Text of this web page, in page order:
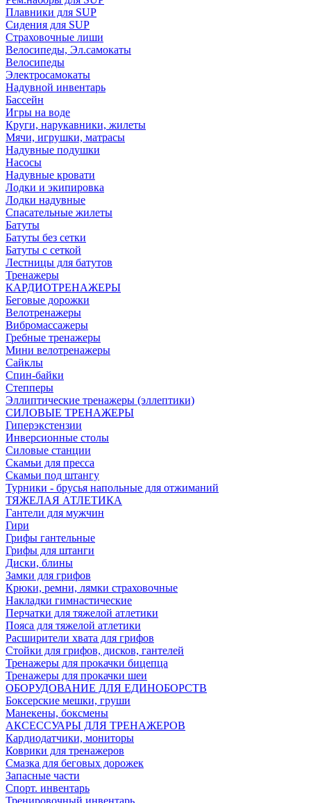
Плавники для SUP
Сидения для SUP
Страховочные лиши
Велосипеды, Эл.самокаты
Велосипеды
Электросамокаты
Надувной инвентарь
Бассейн
Игры на воде
Круги, нарукавники, жилеты
Мячи, игрушки, матрасы
Надувные подушки
Насосы
Надувные кровати
Лодки и экипировка
Лодки надувные
Спасательные жилеты
Батуты
Батуты без сетки
Батуты с сеткой
Лестницы для батутов
Тренажеры
КАРДИОТРЕНАЖЕРЫ
Беговые дорожки
Велотренажеры
Вибромассажеры
Гребные тренажеры
Мини велотренажеры
Сайклы
Спин-байки
Степперы
Эллиптические тренажеры (эллептики)
СИЛОВЫЕ ТРЕНАЖЕРЫ
Гиперэкстензии
Инверсионные столы
Силовые станции
Скамьи для пресса
Скамьи под штангу
Турники - брусья напольные для отжиманий
ТЯЖЕЛАЯ АТЛЕТИКА
Гантели для мужчин
Гири
Грифы гантельные
Грифы для штанги
Диски, блины
Замки для грифов
Крюки, ремни, лямки страховочные
Накладки гимнастические
Перчатки для тяжелой атлетики
Пояса для тяжелой атлетики
Расширители хвата для грифов
Стойки для грифов, дисков, гантелей
Тренажеры для прокачки бицепца
Тренажеры для прокачки шеи
ОБОРУДОВАНИЕ ДЛЯ ЕДИНОБОРСТВ
Боксерские мешки, груши
Манекены, боксмены
АКСЕССУАРЫ ДЛЯ ТРЕНАЖЕРОВ
Кардиодатчики, мониторы
Коврики для тренажеров
Смазка для беговых дорожек
Запасные части
Спорт. инвентарь
Тренировочный инвентарь